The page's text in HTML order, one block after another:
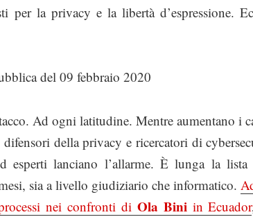
la privacy e la libertà d’espressione.
del 09 febbraio 2020
Ad ogni latitudine. Mentre aumentano i
della privacy e ricercatori di
esperti lanciano l’allarme. È lunga la lista
sia a livello giudiziario che informatico.
nei confronti di Ola Biniin Ecuador